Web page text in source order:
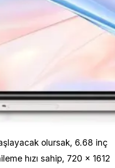
olursak, 6.68 inç
hızı sahip, 720 x 1612